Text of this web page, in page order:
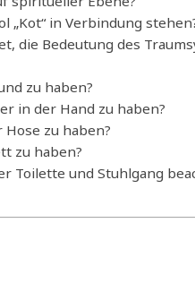
„Kot“ in Verbindung
die Bedeutung des
zu haben?
in der Hand zu haben?
zu haben?
zu haben?
Toilette und Stuhlgang